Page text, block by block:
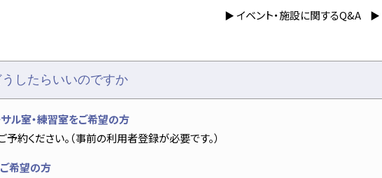
ン
▶ イベント・施設に関するQ&A ▶
したらいいのですか
ル室・練習室をご希望の方
約ください。（事前の利用者登録が必要です。）
希望の方